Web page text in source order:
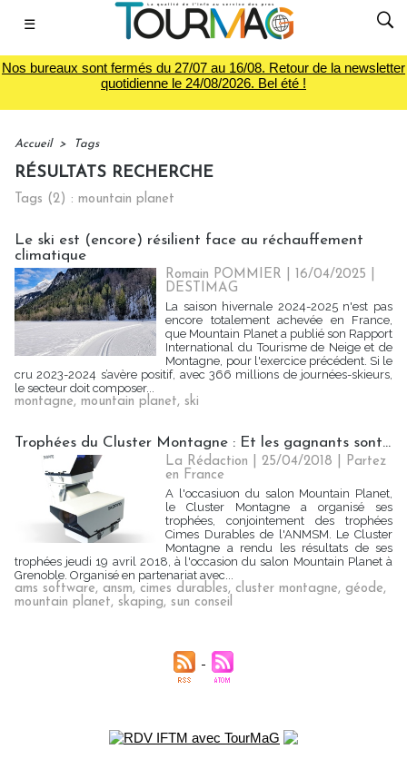
☰
Nos bureaux sont fermés du 27/07 au 16/08. Retour de la newsletter
quotidienne le 24/08/2026. Bel été !
Accueil > Tags
RÉSULTATS RECHERCHE
Tags (2) : mountain planet
Le ski est (encore) résilient face au réchauffement
climatique
Romain POMMIER | 16/04/2025
DESTIMAG
La saison hivernale 2024-2025 n'est pas
encore totalement achevée en France,
que Mountain Planet a publié son Rapport
International du Tourisme de Neige et de
Montagne, pour l'exercice précédent. Si le
cru 2023-2024 s’avère positif, avec 366 millions de journées-skieurs,
le secteur doit composer...
montagne, mountain planet, ski
Trophées du Cluster Montagne : Et les gagnants sont...
La Rédaction | 25/04/2018
Partez
en France
A l'occasiuon du salon Mountain Planet,
le Cluster Montagne a organisé ses
trophées, conjointement des trophées
Cimes Durables de l'ANMSM. Le Cluster
Montagne a rendu les résultats de ses
trophées jeudi 19 avril 2018, à l'occasion du salon Mountain Planet à
Grenoble. Organisé en partenariat avec...
ams software, ansm, cimes durables, cluster montagne, géode,
mountain planet, skaping, sun conseil